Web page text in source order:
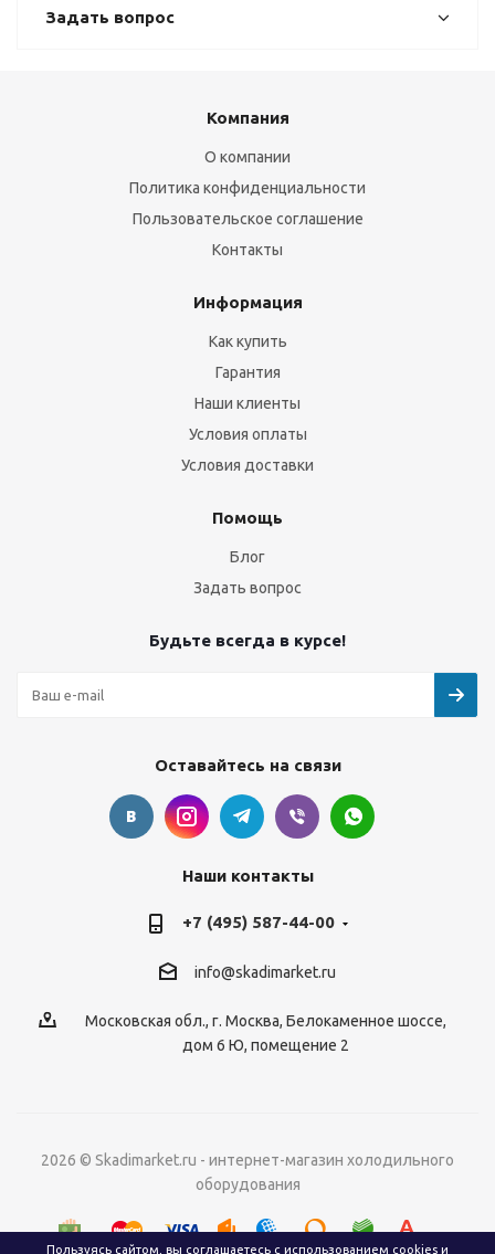
Пользуясь сайтом, вы соглашаетесь с использованием cookies и
Задать вопрос
Компания
О компании
Политика конфиденциальности
Пользовательское соглашение
Контакты
Информация
Как купить
Гарантия
Наши клиенты
Условия оплаты
Условия доставки
Помощь
Блог
Задать вопрос
Будьте всегда в курсе!
Оставайтесь на связи
Наши контакты
+7 (495) 587-44-00
info@skadimarket.ru
Московская обл., г. Москва, Белокаменное шоссе,
дом 6 Ю, помещение 2
2026 © Skadimarket.ru - интернет-магазин холодильного
оборудования